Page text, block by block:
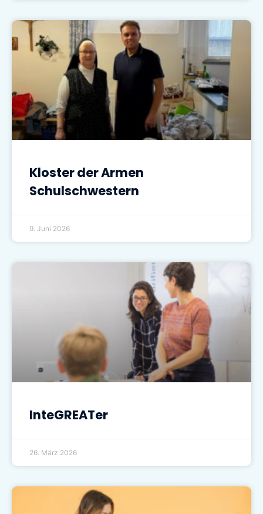
Kloster der Armen
Schulschwestern
9. Juni 2026
InteGREATer
26. März 2026